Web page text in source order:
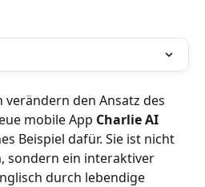
den Ansatz des
mobile App Charlie AI
Beispiel dafür. Sie ist nicht
sondern ein interaktiver
durch lebendige